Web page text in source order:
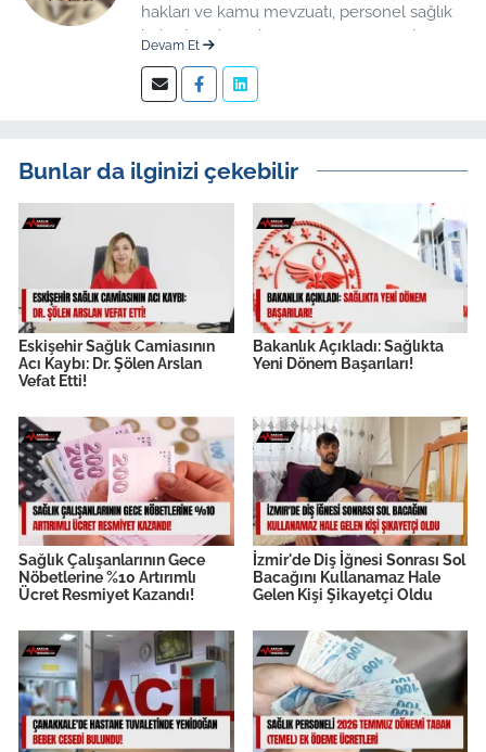
hakları ve kamu mevzuatı, personel sağlık
haberleri düzenleme üzerine uzmanlaşmış
Devam Et
Bunlar da ilginizi çekebilir
Eskişehir Sağlık Camiasının
Acı Kaybı: Dr. Şölen Arslan
Vefat Etti!
Bakanlık Açıkladı: Sağlıkta
Yeni Dönem Başarıları!
Sağlık Çalışanlarının Gece
Nöbetlerine %10 Artırımlı
Ücret Resmiyet Kazandı!
İzmir'de Diş İğnesi Sonrası Sol
Bacağını Kullanamaz Hale
Gelen Kişi Şikayetçi Oldu